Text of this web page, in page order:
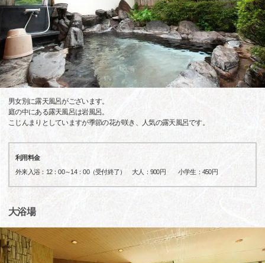
男女別に露天風呂がございます。
庭の中にある露天風呂は岩風呂。
こじんまりとしていますが季節の花が咲き、人気の露天風呂です。
利用料金
外来入浴：12：00～14：00（受付終了） 大人：900円 小学生：450円
大浴場